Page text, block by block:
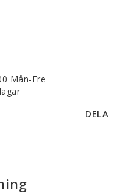
Mån-Fre
DELA